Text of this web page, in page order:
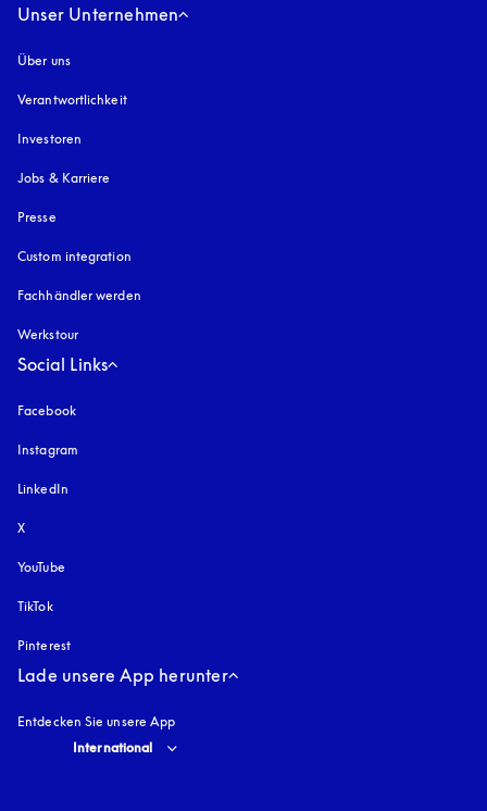
Unser Unternehmen
Über uns
Verantwortlichkeit
Investoren
Jobs & Karriere
Presse
Custom integration
Fachhändler werden
Werkstour
Social Links
Facebook
Instagram
LinkedIn
X
YouTube
TikTok
Pinterest
Lade unsere App herunter
Entdecken Sie unsere App
Select country and language
International